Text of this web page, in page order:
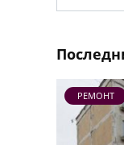
РЕМОНТ